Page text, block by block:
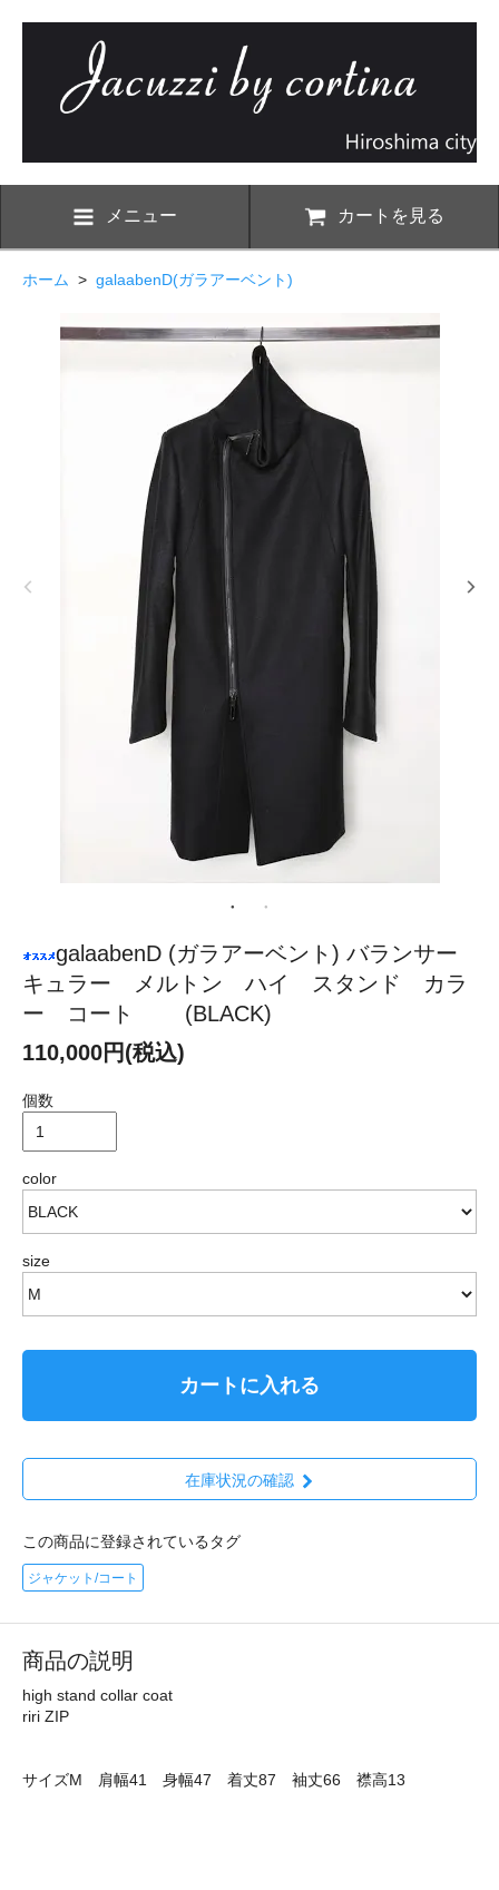
メニュー カートを見る
ホーム > galaabenD(ガラアーベント)
galaabenD (ガラアーベント) バランサー
キュラー メルトン ハイ スタンド カラ
ー コート (BLACK)
110,000円(税込)
個数
color
size
カートに入れる
在庫状況の確認
この商品に登録されているタグ
ジャケット/コート
商品の説明
high stand collar coat
riri ZIP
サイズM 肩幅41 身幅47 着丈87 袖丈66 襟高13